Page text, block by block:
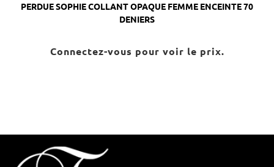
PERDUE SOPHIE COLLANT OPAQUE FEMME ENCEINTE 70
DENIERS
Connectez-vous pour voir le prix.